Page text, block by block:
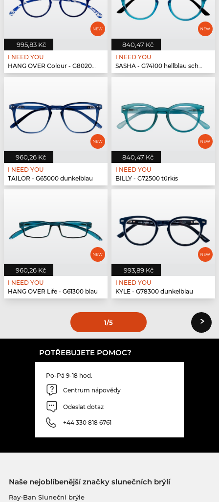
995,83 Kč
I NEED YOU
HANG OVER Colour - G80200 blau
840,47 Kč
I NEED YOU
SASHA - G74100 hellblau schwarz
960,26 Kč
I NEED YOU
TAILOR - G65000 dunkelblau
840,47 Kč
I NEED YOU
BILLY - G72500 türkis
960,26 Kč
I NEED YOU
HANG OVER Life - G61300 blau
993,89 Kč
I NEED YOU
KYLE - G78300 dunkelblau
1/5 ›
POTŘEBUJETE POMOC?
Po-Pá 9-18 hod.
Centrum nápovědy
Odeslat dotaz
+44 330 818 6761
Naše nejoblíbenější značky slunečních brýlí
Ray-Ban Sluneční brýle